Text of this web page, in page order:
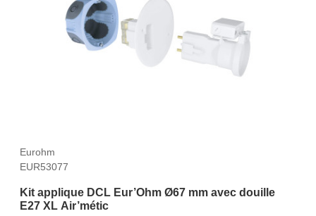
Eurohm
EUR53077
Kit applique DCL Eur’Ohm Ø67 mm avec douille
E27 XL Air’métic